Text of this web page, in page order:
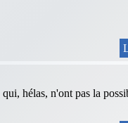
hélas, n'ont pas la